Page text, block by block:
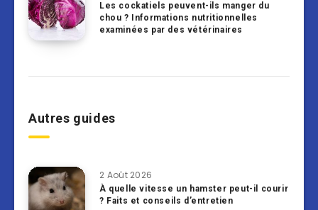
Les cockatiels peuvent-ils manger du
chou ? Informations nutritionnelles
examinées par des vétérinaires
Autres guides
2 Août 2026
À quelle vitesse un hamster peut-il courir
? Faits et conseils d’entretien